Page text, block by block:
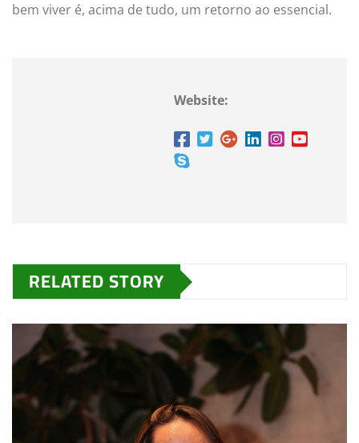
bem viver é, acima de tudo, um retorno ao essencial.
Website:
RELATED STORY